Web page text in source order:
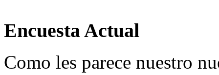
Encuesta Actual
Como les parece nuestro